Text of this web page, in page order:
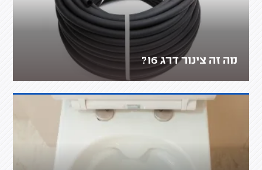
מה זה צינור דרג 16?